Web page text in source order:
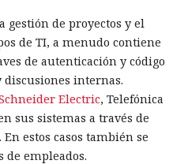
de proyectos y el
de TI, a menudo contiene
de autenticación y código
discusiones internas.
Electric, Telefónica
sus sistemas a través de
estos casos también se
empleados.